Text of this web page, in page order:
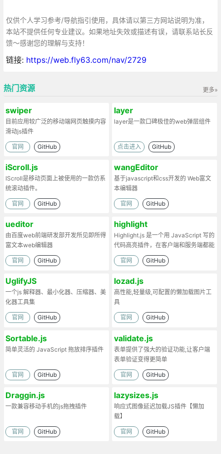
仅供个人学习参考/导航指引使用，具体请以第三方网站说明为准，
本站不提供任何专业建议。如果地址失效或描述有误，请联系站长反
馈～感谢您的理解与支持！
链接: https://web.fly63.com/nav/2729
更多»
热门资源
swiper
目前应用较广泛的移动端网页触摸内容
滑动js插件
官网 GitHub
layer
layer是一款口碑极佳的web弹层组件
点击进入 GitHub
iScroll.js
IScroll是移动页面上被使用的一款仿系
统滚动插件。
官网 GitHub
wangEditor
基于javascript和css开发的 Web富文
本编辑器
官网 GitHub
ueditor
由百度web前端研发部开发所见即所得
富文本web编辑器
官网 GitHub
highlight
Highlight.js 是一个用 JavaScript 写的
代码高亮插件，在客户端和服务端都能
工作。
官网 GitHub
UglifyJS
一个js 解释器、最小化器、压缩器、美
化器工具集
官网 GitHub
lozad.js
高性能,轻量级,可配置的懒加载图片工
具
官网 GitHub
Sortable.js
简单灵活的 JavaScript 拖放排序插件
官网 GitHub
validate.js
表单提供了强大的验证功能,让客户端
表单验证变得更简单
官网 GitHub
Draggin.js
一款兼容移动手机的js拖拽插件
官网 GitHub
lazysizes.js
响应式图像延迟加载JS插件【懒加
载】
官网 GitHub